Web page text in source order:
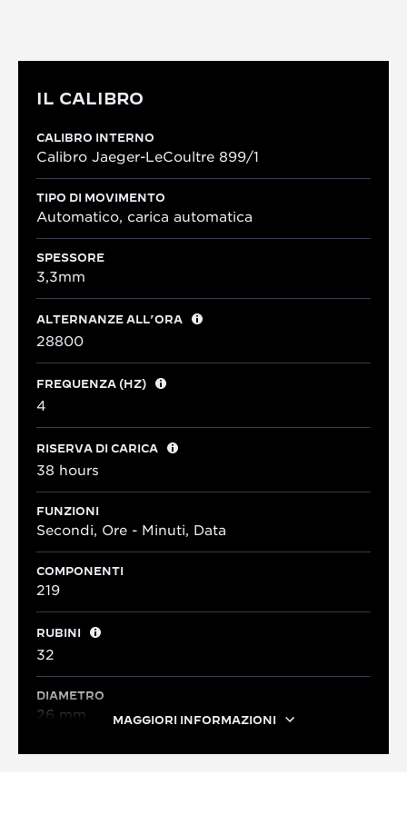
IL CALIBRO
CALIBRO INTERNO
Calibro Jaeger-LeCoultre 899/1
TIPO DI MOVIMENTO
Automatico, carica automatica
SPESSORE
3,3mm
ALTERNANZE ALL’ORA
28800
FREQUENZA (HZ)
4
RISERVA DI CARICA
38 hours
FUNZIONI
Secondi, Ore - Minuti, Data
COMPONENTI
219
RUBINI
32
DIAMETRO
26 mm MAGGIORI INFORMAZIONI